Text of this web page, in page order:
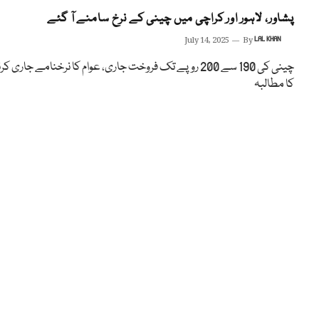
پشاور، لاہور اور کراچی میں چینی کے نرخ سامنے آ گئے
July 14, 2025 ByLAL KHAN
چینی کی 190 سے 200 روپے تک فروخت جاری، عوام کا نرخنامے جاری
کا مطالبہ